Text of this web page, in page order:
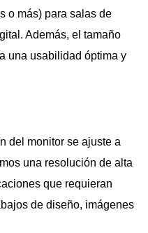
o más) para salas de
Además, el tamaño
una usabilidad óptima y
del monitor se ajuste a
una resolución de alta
que requieran
de diseño, imágenes